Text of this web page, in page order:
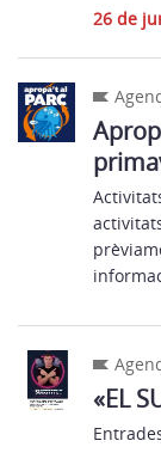
26 de
«EL